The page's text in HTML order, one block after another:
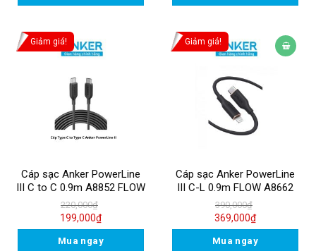
Giảm giá!
Cáp sạc Anker PowerLine
III C to C 0.9m A8852 FLOW
220,000₫
199,000₫
Mua ngay
Giảm giá!
Cáp sạc Anker PowerLine
III C-L 0.9m FLOW A8662
390,000₫
369,000₫
Mua ngay